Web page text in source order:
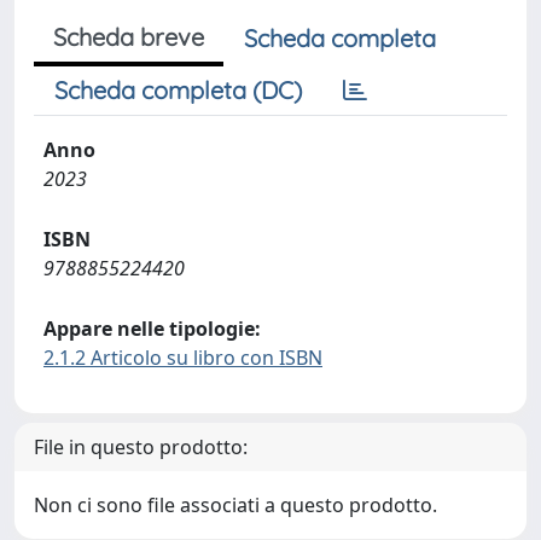
Scheda breve
Scheda completa
Scheda completa (DC)
Anno
2023
ISBN
9788855224420
Appare nelle tipologie:
2.1.2 Articolo su libro con ISBN
File in questo prodotto:
Non ci sono file associati a questo prodotto.